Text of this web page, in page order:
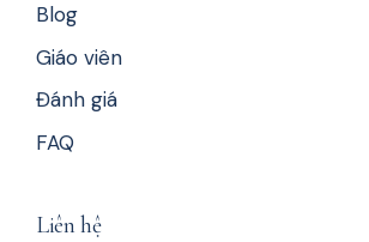
Blog
Giáo viên
Đánh giá
FAQ
Liên hệ